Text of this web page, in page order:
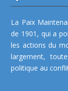
La Paix
de 1901, qui a
les actions du
largement,
politique au